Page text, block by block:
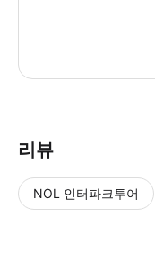
리뷰
NOL 인터파크투어